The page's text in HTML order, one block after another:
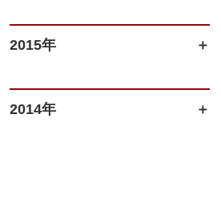
2015年
2014年